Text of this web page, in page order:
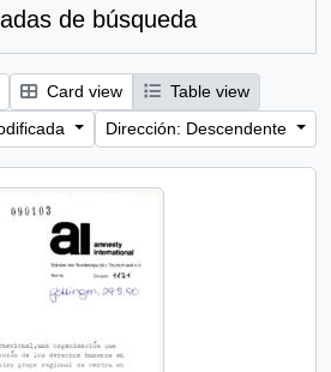
de búsqueda
Card view
Table view
Dirección: Descendente